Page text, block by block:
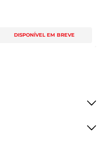
DISPONÍVEL EM BREVE